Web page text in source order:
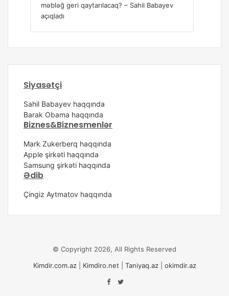
məbləğ geri qaytarılacaq? – Sahil Babayev
Siyasətçi
Sahil Babayev haqqında
Barak Obama haqqında
Biznes&Biznesmenlər
Mark Zukerberq haqqında
Apple şirkəti haqqında
Samsung şirkəti haqqında
Ədib
Çingiz Aytmatov haqqında
© Copyright 2026, All Rights Reserved
Kimdir.com.az| Kimdiro.net Taniyaq.az| okimdir.az
Facebook
Twitter